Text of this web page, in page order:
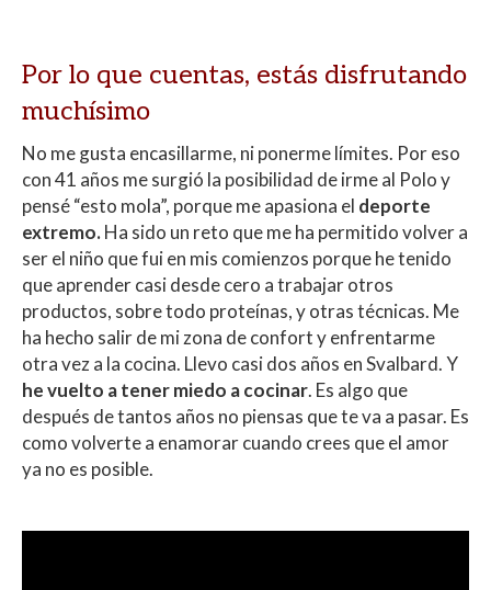
Por lo que cuentas, estás disfrutando
muchísimo
No me gusta encasillarme, ni ponerme límites. Por eso
con 41 años me surgió la posibilidad de irme al Polo y
pensé “esto mola”, porque me apasiona el deporte
extremo.Ha sido un reto que me ha permitido volver a
ser el niño que fui en mis comienzos porque he tenido
que aprender casi desde cero a trabajar otros
productos, sobre todo proteínas, y otras técnicas. Me
ha hecho salir de mi zona de confort y enfrentarme
otra vez a la cocina. Llevo casi dos años en Svalbard. Y
he vuelto a tener miedo a cocinar. Es algo que
después de tantos años no piensas que te va a pasar. Es
como volverte a enamorar cuando crees que el amor
ya no es posible.